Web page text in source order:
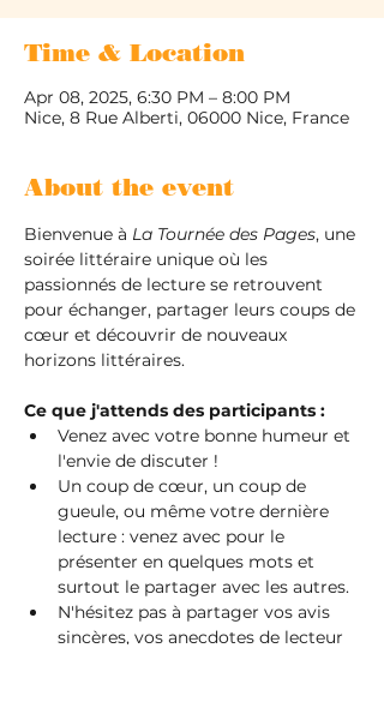
Time & Location
Apr 08, 2025, 6:30 PM – 8:00 PM
Nice, 8 Rue Alberti, 06000 Nice, France
About the event
Bienvenue à La Tournée des Pages, une
soirée littéraire unique où les
passionnés de lecture se retrouvent
pour échanger, partager leurs coups de
cœur et découvrir de nouveaux
horizons littéraires.
Ce que j'attends des participants :
Venez avec votre bonne humeur et
l'envie de discuter !
Un coup de cœur, un coup de
gueule, ou même votre dernière
lecture : venez avec pour le
présenter en quelques mots et
surtout le partager avec les autres.
N'hésitez pas à partager vos avis
sincères, vos anecdotes de lecteur